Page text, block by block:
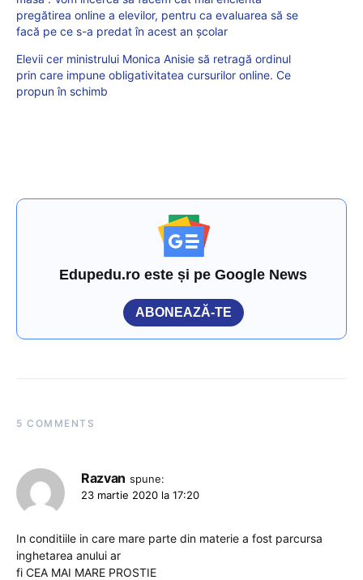
pregătirea online a elevilor, pentru ca evaluarea să se
facă pe ce s-a predat în acest an școlar
Elevii cer ministrului Monica Anisie să retragă ordinul
prin care impune obligativitatea cursurilor online. Ce
propun în schimb
Edupedu.ro este și pe Google News
ABONEAZĂ-TE
5 COMMENTS
Razvan spune:
23 martie 2020 la 17:20
In conditiile in care mare parte din materie a fost parcursa
inghetarea anului ar
fi CEA MAI MARE PROSTIE